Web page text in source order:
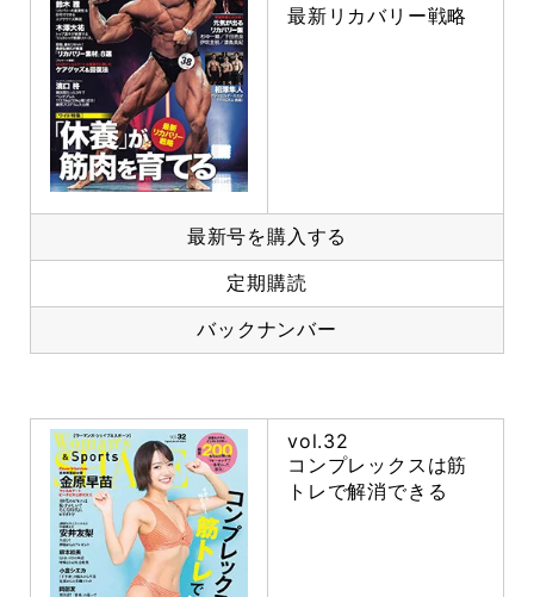
最新リカバリー戦略
最新号を購入する
定期購読
バックナンバー
vol.32
コンプレックスは筋
トレで解消できる